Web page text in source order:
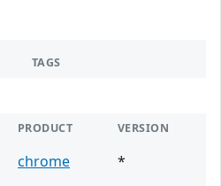
TAGS
PRODUCT VERSION
chrome
*